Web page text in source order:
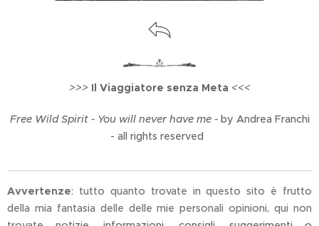
>>> Il Viaggiatore senza Meta <<<
Free Wild Spirit - You will never have me - by Andrea Franchi
- all rights reserved
Avvertenze: tutto quanto trovate in questo sito è frutto
della mia fantasia delle delle mie personali opinioni, qui non